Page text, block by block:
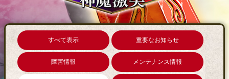
コミュニティ
ネットカフェ ▼
すべて表示 重要なお知らせ
障害情報 メンテナンス情報